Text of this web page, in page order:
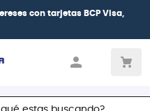
con tarjetas BCP Visa,
buscando?